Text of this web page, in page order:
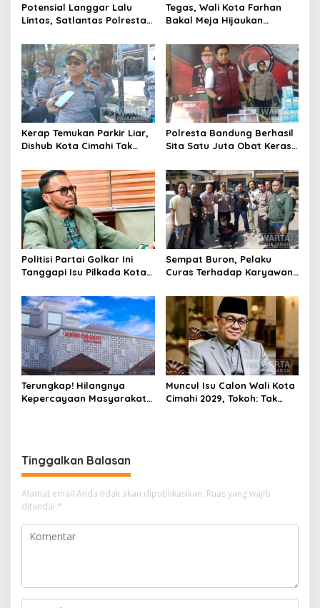
Potensial Langgar Lalu
Lintas, Satlantas Polresta
Motor Berknalpot Brong
Tegas, Wali Kota Farhan
Bakal Meja Hijaukan
Riau
Kerap Temukan Parkir Liar,
Dishub Kota Cimahi Tak
Pembinaan
Polresta Bandung Berhasil
Sita Satu Juta Obat Keras
Kasus Narkoba
Politisi Partai Golkar Ini
Tanggapi Isu Pilkada Kota
Sempat Buron, Pelaku
Curas Terhadap Karyawan
Ditangkap Polisi
Terungkap! Hilangnya
Kepercayaan Masyarakat
Muncul Isu Calon Wali Kota
Cimahi 2029, Tokoh: Tak
Tinggalkan Balasan
Alamat email Anda tidak akan dipublikasikan. Ruas yang wajib
ditandai *